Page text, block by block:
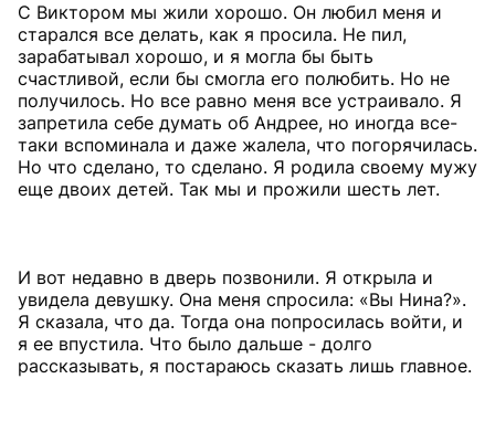
С Виктором мы жили хорошо. Он любил меня и
старался все делать, как я просила. Не пил,
зарабатывал хорошо, и я могла бы быть
счастливой, если бы смогла его полюбить. Но не
получилось. Но все равно меня все устраивало. Я
запретила себе думать об Андрее, но иногда все-
таки вспоминала и даже жалела, что погорячилась.
Но что сделано, то сделано. Я родила своему мужу
еще двоих детей. Так мы и прожили шесть лет.
И вот недавно в дверь позвонили. Я открыла и
увидела девушку. Она меня спросила: «Вы Нина?».
Я сказала, что да. Тогда она попросилась войти, и
я ее впустила. Что было дальше - долго
рассказывать, я постараюсь сказать лишь главное.